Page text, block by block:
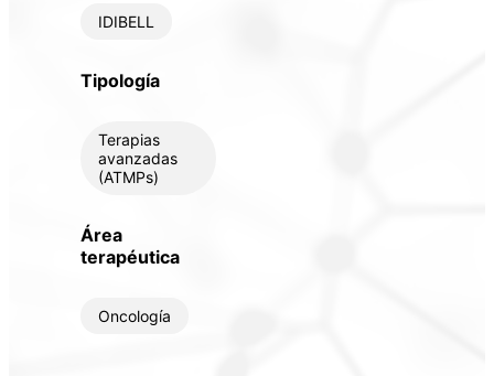
IDIBELL
Tipología
Terapias
avanzadas
(ATMPs)
Área
terapéutica
Oncología